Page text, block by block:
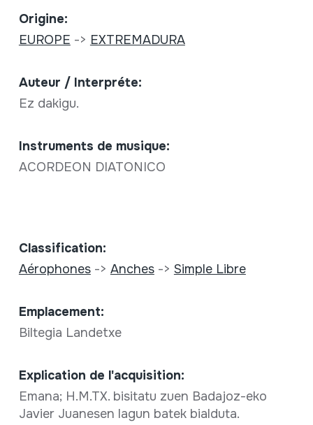
Origine:
EUROPE -> EXTREMADURA
Auteur / Interpréte:
Ez dakigu.
Instruments de musique:
ACORDEON DIATONICO
Classification:
Aérophones-> Anches-> Simple Libre
Emplacement:
Biltegia Landetxe
Explication de l'acquisition:
Emana; H.M.TX. bisitatu zuen Badajoz-eko
Javier Juanesen lagun batek bialduta.